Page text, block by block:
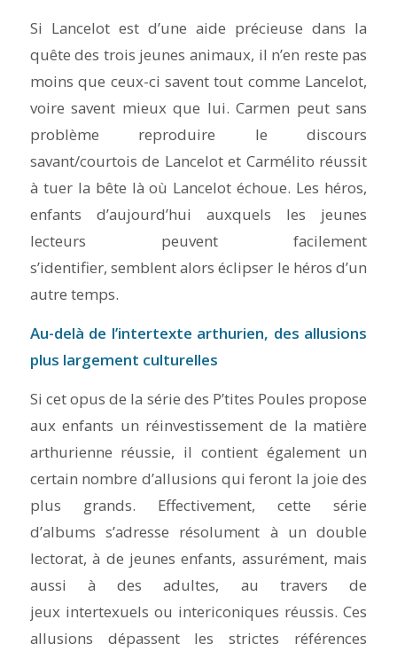
Si Lancelot est d’une aide précieuse dans la
quête des trois jeunes animaux, il n’en reste pas
moins que ceux-ci savent tout comme Lancelot,
voire savent mieux que lui. Carmen peut sans
problème reproduire le discours
savant/courtois de Lancelot et Carmélito réussit
à tuer la bête là où Lancelot échoue. Les héros,
enfants d’aujourd’hui auxquels les jeunes
lecteurs peuvent facilement
s’identifier, semblent alors éclipser le héros d’un
autre temps.
Au-delà de l’intertexte arthurien, des allusions
plus largement culturelles
Si cet opus de la série des P’tites Poules propose
aux enfants un réinvestissement de la matière
arthurienne réussie, il contient également un
certain nombre d’allusions qui feront la joie des
plus grands. Effectivement, cette série
d’albums s’adresse résolument à un double
lectorat, à de jeunes enfants, assurément, mais
aussi à des adultes, au travers de
jeux intertexuels ou intericoniques réussis. Ces
allusions dépassent les strictes références